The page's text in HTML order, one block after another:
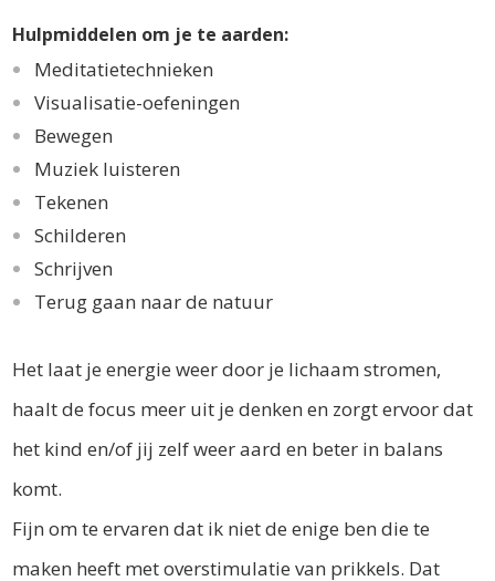
Hulpmiddelen om je te aarden:
Meditatietechnieken
Visualisatie-oefeningen
Bewegen
Muziek luisteren
Tekenen
Schilderen
Schrijven
Terug gaan naar de natuur
Het laat je energie weer door je lichaam stromen,
haalt de focus meer uit je denken en zorgt ervoor dat
het kind en/of jij zelf weer aard en beter in balans
komt.
Fijn om te ervaren dat ik niet de enige ben die te
maken heeft met overstimulatie van prikkels. Dat